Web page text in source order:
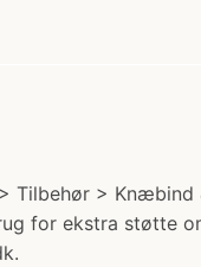
Tilbehør >
for ekstra støtte